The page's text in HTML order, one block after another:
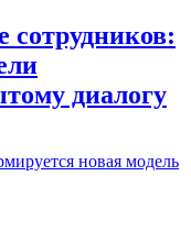
сотрудников:
диалогу